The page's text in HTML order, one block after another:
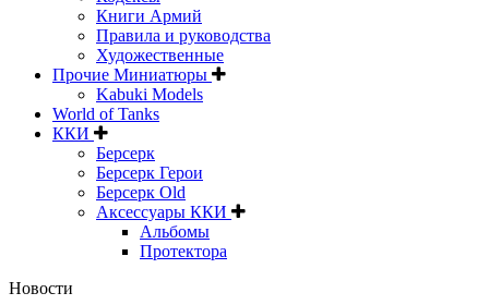
Книги Армий
Правила и руководства
Художественные
Прочие Миниатюры
Kabuki Models
World of Tanks
ККИ
Берсерк
Берсерк Герои
Берсерк Old
Аксессуары ККИ
Альбомы
Протектора
Новости